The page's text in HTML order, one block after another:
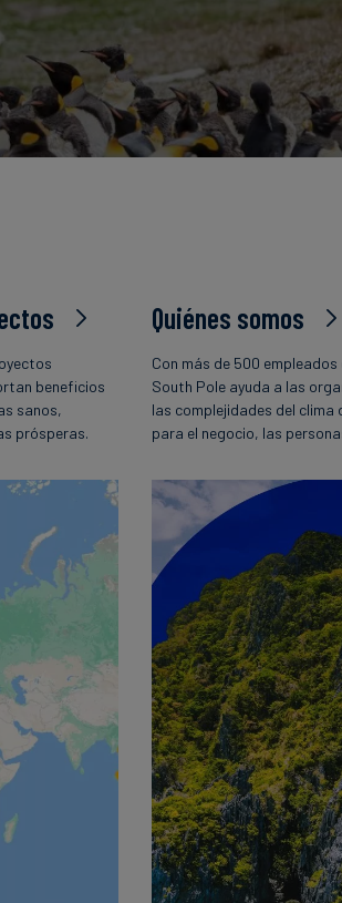
beneficios
sanos,
prósperas.
Quiénes somos
Con más de 500
South Pole ayuda a las
las complejidades del clima
para el negocio, las